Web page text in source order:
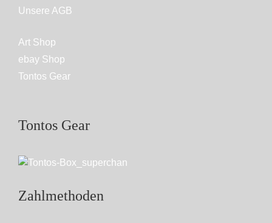
Unsere AGB
Art Shop
ebay Shop
Tontos Gear
Tontos Gear
Zahlmethoden